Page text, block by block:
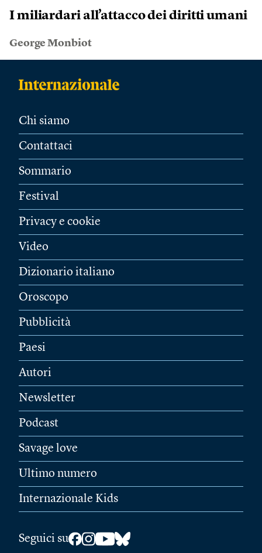
I miliardari all’attacco dei diritti umani
George Monbiot
Chi siamo
Contattaci
Sommario
Festival
Privacy e cookie
Video
Dizionario italiano
Oroscopo
Pubblicità
Paesi
Autori
Newsletter
Podcast
Savage love
Ultimo numero
Internazionale Kids
Seguici su